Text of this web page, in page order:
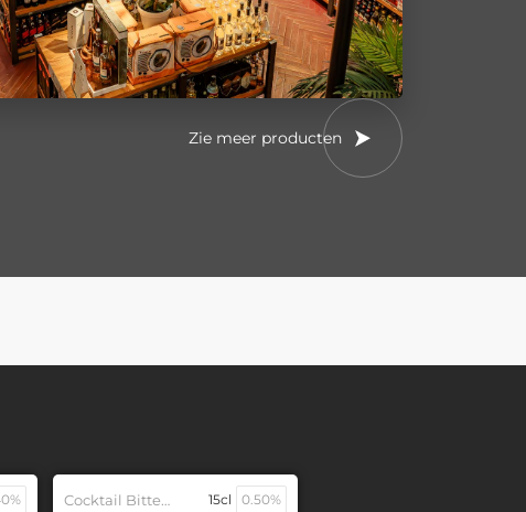
Zie meer producten
Cocktail Bitters 15cl 0.50%